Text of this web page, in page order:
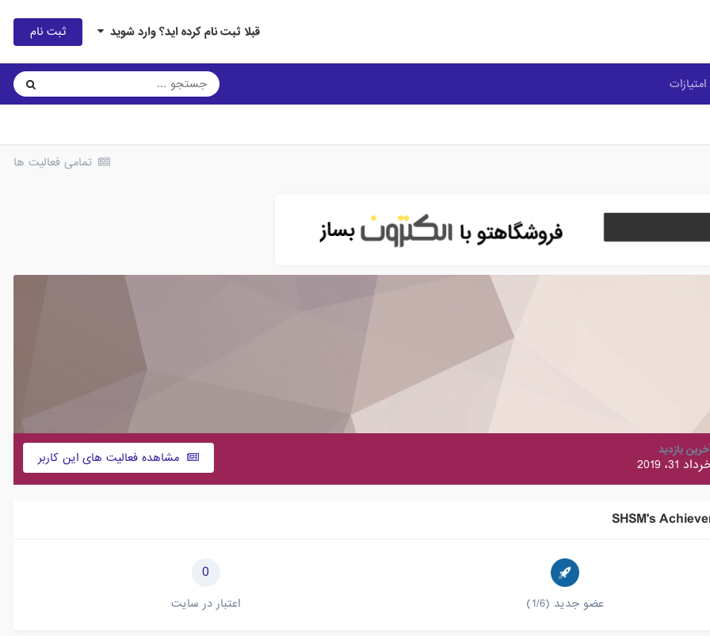
قبلا ثبت نام کرده اید؟ وارد شوید ثبت نام
تمامی فعالیت ها
مشاهده فعالیت های این کاربر بازدید
31، 2019
SHSM's
عضو جدید (1/6)
0
اعتبار در سایت